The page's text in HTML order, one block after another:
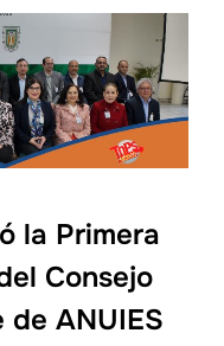
la Primera
Consejo
de ANUIES